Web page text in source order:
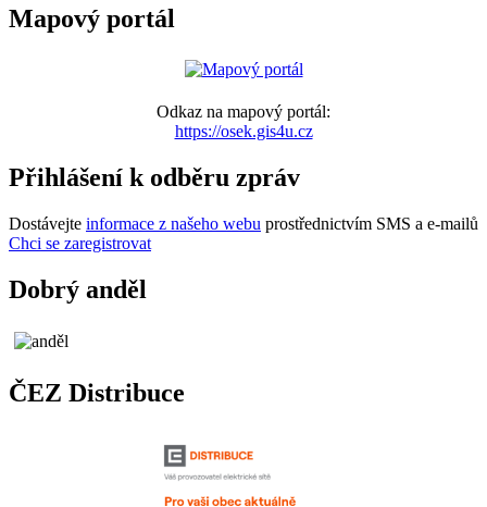
Mapový portál
Odkaz na mapový portál:
https://osek.gis4u.cz
Přihlášení k odběru zpráv
Dostávejte informace z našeho webu prostřednictvím SMS a e-mailů
Chci se zaregistrovat
Dobrý anděl
ČEZ Distribuce